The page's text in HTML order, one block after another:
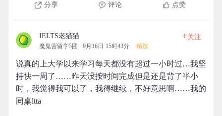
分享 评论 点赞
IELTS老猫猫
魔鬼营留学5团 9月16日 15时43分 精选
+关注
说真的上大学以来学习每天都没有超过一小时过…我坚
持快一周了……昨天没按时间完成但是还是背了半小
时，我觉得我可以了，我得继续，不好意思啊……我的
同桌ltta